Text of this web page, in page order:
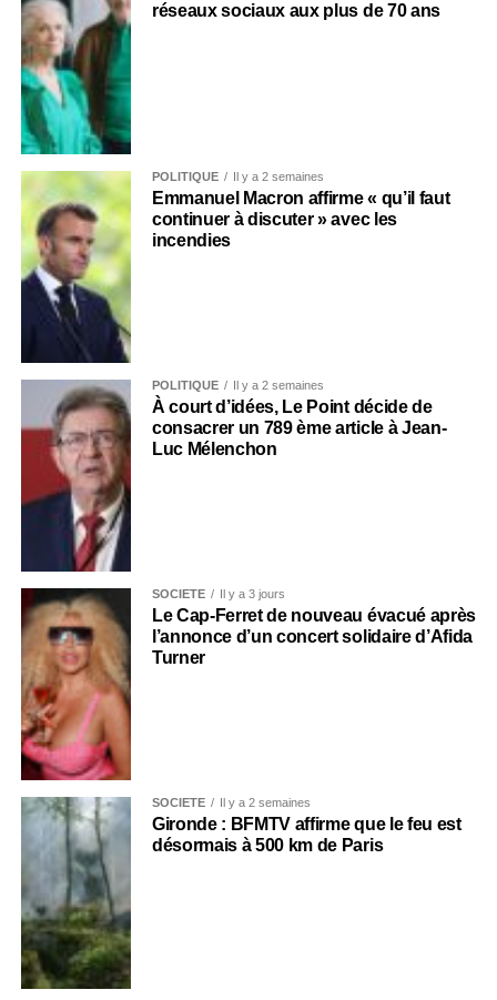
réseaux sociaux aux plus de 70 ans
POLITIQUE Il y a 2 semaines
Emmanuel Macron affirme « qu’il faut
continuer à discuter » avec les
incendies
POLITIQUE Il y a 2 semaines
À court d’idées, Le Point décide de
consacrer un 789 ème article à Jean-
Luc Mélenchon
SOCIÉTÉ Il y a 3 jours
Le Cap-Ferret de nouveau évacué après
l’annonce d’un concert solidaire d’Afida
Turner
SOCIÉTÉ Il y a 2 semaines
Gironde : BFMTV affirme que le feu est
désormais à 500 km de Paris